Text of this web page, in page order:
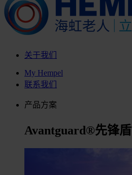
关于我们
My Hempel
联系我们
产品方案
Avantguard®先锋盾